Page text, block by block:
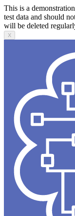
This is a
test data and should
will be deleted
X